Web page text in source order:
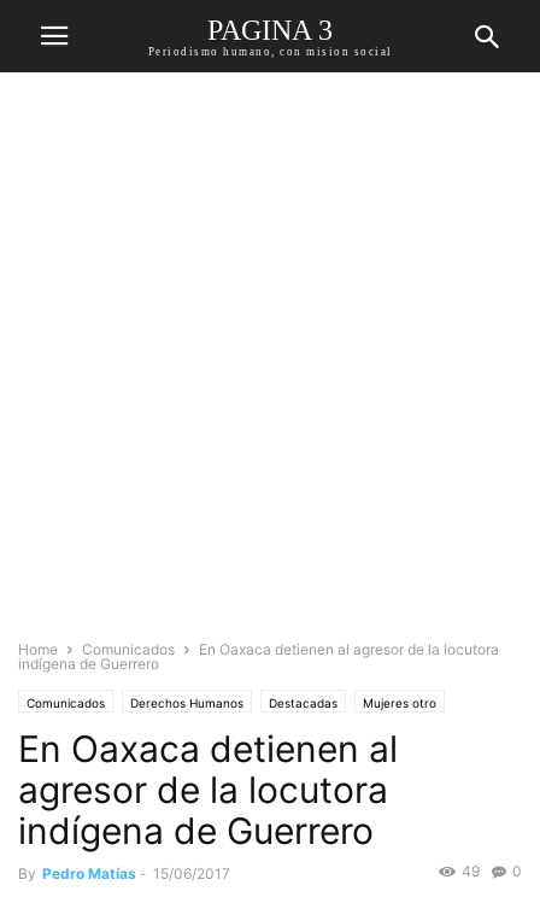
PAGINA 3
Periodismo humano, con mision social
Home Comunicados
En Oaxaca detienen al agresor de la locutora
indígena de Guerrero
Comunicados Derechos Humanos Destacadas Mujeres otro
Noticias
En Oaxaca detienen al
agresor de la locutora
indígena de Guerrero
By Pedro Matías - 15/06/2017 0
49